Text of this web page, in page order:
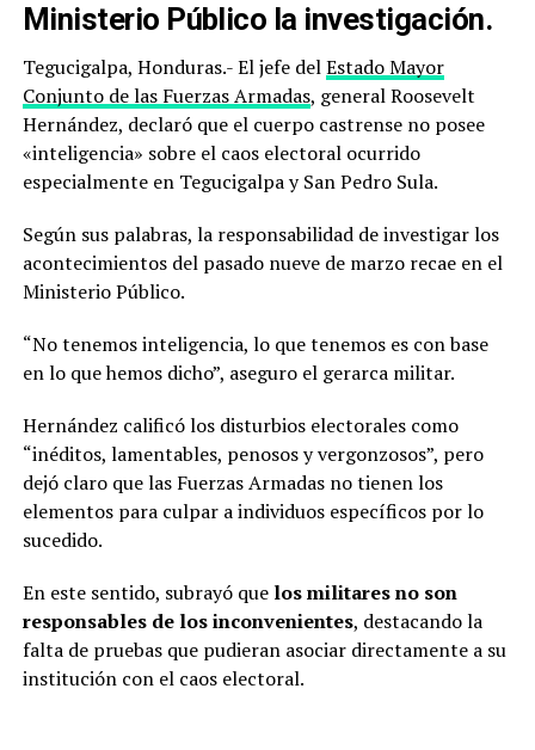
Ministerio Público la investigación.
Tegucigalpa, Honduras.- El jefe delEstado Mayor
Conjunto de las Fuerzas Armadas, general Roosevelt
Hernández, declaró que el cuerpo castrense no posee
«inteligencia» sobre el caos electoral ocurrido
especialmente en Tegucigalpa y San Pedro Sula.
Según sus palabras, la responsabilidad de investigar los
acontecimientos del pasado nueve de marzo recae en el
Ministerio Público.
“No tenemos inteligencia, lo que tenemos es con base
en lo que hemos dicho”, aseguro el gerarca militar.
Hernández calificó los disturbios electorales como
“inéditos, lamentables, penosos y vergonzosos”, pero
dejó claro que las Fuerzas Armadas no tienen los
elementos para culpar a individuos específicos por lo
sucedido.
En este sentido, subrayó que los militares no son
responsables de los inconvenientes, destacando la
falta de pruebas que pudieran asociar directamente a su
institución con el caos electoral.